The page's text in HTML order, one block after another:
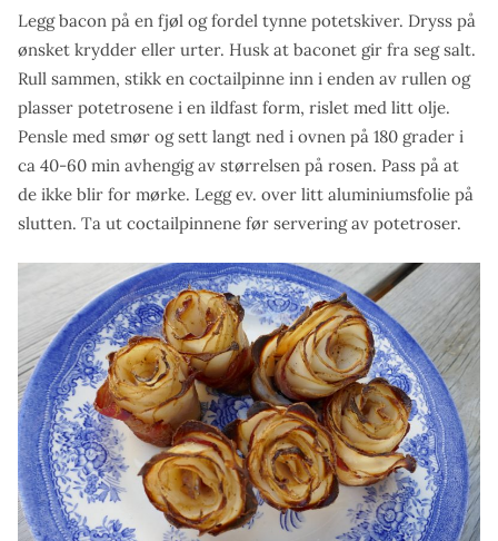
Legg bacon på en fjøl og fordel tynne potetskiver. Dryss på
ønsket krydder eller urter. Husk at baconet gir fra seg salt.
Rull sammen, stikk en coctailpinne inn i enden av rullen og
plasser potetrosene i en ildfast form, rislet med litt olje.
Pensle med smør og sett langt ned i ovnen på 180 grader i
ca 40-60 min avhengig av størrelsen på rosen. Pass på at
de ikke blir for mørke. Legg ev. over litt aluminiumsfolie på
slutten. Ta ut coctailpinnene før servering av potetroser.